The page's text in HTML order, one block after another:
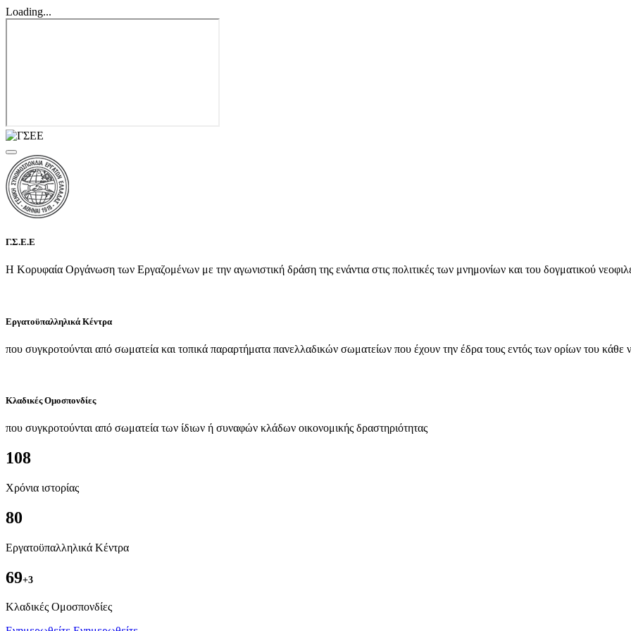
Loading...
Γ.Σ.Ε.Ε
Η Κορυφαία Οργάνωση των Εργαζομένων με την αγωνιστική δράση της ενάντια στις πολιτικές των μνημονίων και του δογματικού
Εργατοϋπαλληλικά Κέντρα
που συγκροτούνται από σωματεία και τοπικά παραρτήματα πανελλαδικών σωματείων που έχουν την έδρα τους εντός των ορίων του κάθε
Κλαδικές Ομοσπονδίες
που συγκροτούνται από σωματεία των ίδιων ή συναφών κλάδων οικονομικής δραστηριότητας
108
Χρόνια ιστορίας
80
Εργατοϋπαλληλικά Κέντρα
69+3
Kλαδικές Ομοσπονδίες